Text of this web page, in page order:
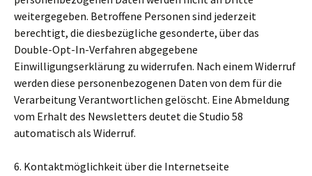
weitergegeben. Betroffene Personen sind jederzeit
berechtigt, die diesbezügliche gesonderte, über das
Double-Opt-In-Verfahren abgegebene
Einwilligungserklärung zu widerrufen. Nach einem Widerruf
werden diese personenbezogenen Daten von dem für die
Verarbeitung Verantwortlichen gelöscht. Eine Abmeldung
vom Erhalt des Newsletters deutet die Studio 58
automatisch als Widerruf.
6. Kontaktmöglichkeit über die Internetseite